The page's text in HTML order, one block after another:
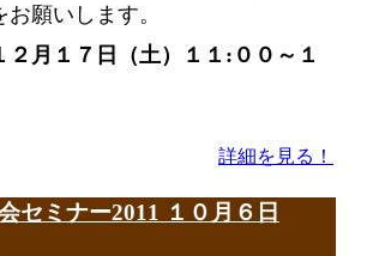
願いします。
１７日（土）１１:００～１
詳細を見る！
セミナー2011 １０月６日